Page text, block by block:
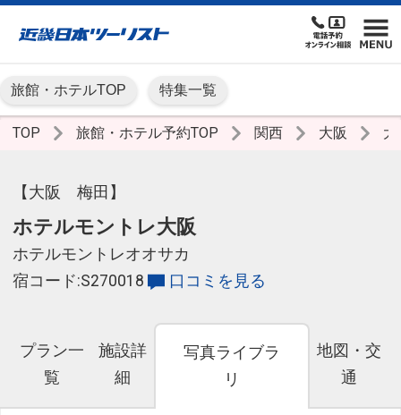
旅館・ホテルTOP 特集一覧
TOP 旅館・ホテル予約TOP 関西 大阪
【大阪 梅田】
ホテルモントレ大阪
ホテルモントレオオサカ
宿コード:S270018
口コミを見る
プラン一
覧
施設詳
細
写真ライブラ
リ
地図・交
通